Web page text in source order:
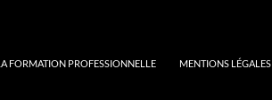
FORMATION PROFESSIONNELLE MENTIONS LÉGALES